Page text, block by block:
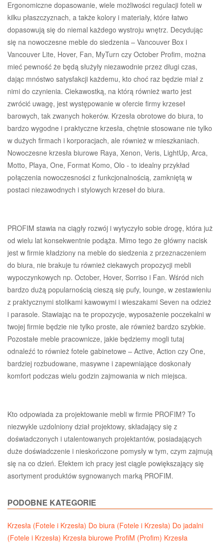
Ergonomiczne dopasowanie, wiele możliwości regulacji foteli w
kilku płaszczyznach, a także kolory i materiały, które łatwo
dopasowują się do niemal każdego wystroju wnętrz. Decydując
się na nowoczesne meble do siedzenia – Vancouver Box i
Vancouver Lite, Hover, Fan, MyTurn czy October Profim, można
mieć pewność że będą służyły niezawodnie przez długi czas,
dając mnóstwo satysfakcji każdemu, kto choć raz będzie miał z
nimi do czynienia. Ciekawostką, na którą również warto jest
zwrócić uwagę, jest występowanie w ofercie firmy krzeseł
barowych, tak zwanych hokerów. Krzesła obrotowe do biura, to
bardzo wygodne i praktyczne krzesła, chętnie stosowane nie tylko
w dużych firmach i korporacjach, ale również w mieszkaniach.
Nowoczesne krzesła biurowe Raya, Xenon, Veris, LightUp, Arca,
Motto, Playa, One, Format Komo, Olo - to idealny przykład
połączenia nowoczesności z funkcjonalnością, zamkniętą w
postaci niezawodnych i stylowych krzeseł do biura.
PROFIM stawia na ciągły rozwój i wytyczyło sobie drogę, która już
od wielu lat konsekwentnie podąża. Mimo tego że główny nacisk
jest w firmie kładziony na meble do siedzenia z przeznaczeniem
do biura, nie brakuje tu również ciekawych propozycji mebli
wypoczynkowych np. October, Hover, Sorriso i Fan. Wśród nich
bardzo dużą popularnością cieszą się pufy, lounge, w zestawieniu
z praktycznymi stolikami kawowymi i wieszakami Seven na odzież
i parasole. Stawiając na te propozycje, wyposażenie poczekalni w
twojej firmie będzie nie tylko proste, ale również bardzo szybkie.
Pozostałe meble pracownicze, jakie będziemy mogli tutaj
odnaleźć to również fotele gabinetowe – Active, Action czy One,
bardziej rozbudowane, masywne i zapewniające doskonały
komfort podczas wielu godzin zajmowania w nich miejsca.
Kto odpowiada za projektowanie mebli w firmie PROFIM? To
niezwykle uzdolniony dział projektowy, składający się z
doświadczonych i utalentowanych projektantów, posiadających
duże doświadczenie i nieskończone pomysły w tym, czym zajmują
się na co dzień. Efektem ich pracy jest ciągle powiększający się
asortyment produktów sygnowanych marką PROFIM.
PODOBNE KATEGORIE
Krzesła (Fotele i Krzesła) Do biura (Fotele i Krzesła) Do jadalni
(Fotele i Krzesła) Krzesła biurowe ProfiM (Profim) Krzesła